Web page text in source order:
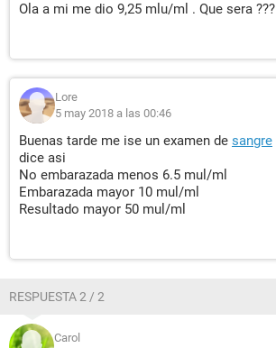
Ola a mi me dio 9,25 mlu/ml . Que sera ???
Lore
5 may 2018 a las 00:46
Buenas tarde me ise un examen de sangre
dice asi
No embarazada menos 6.5 mul/ml
Embarazada mayor 10 mul/ml
Resultado mayor 50 mul/ml
RESPUESTA 2 / 2
Carol